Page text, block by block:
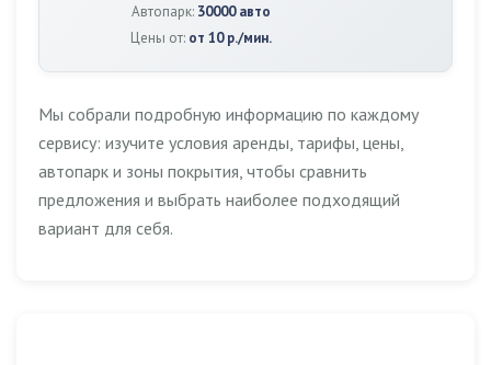
Автопарк: 30000 авто
Цены от: от 10 р./мин.
Мы собрали подробную информацию по каждому
сервису: изучите условия аренды, тарифы, цены,
автопарк и зоны покрытия, чтобы сравнить
предложения и выбрать наиболее подходящий
вариант для себя.